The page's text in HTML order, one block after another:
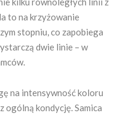
to na krzyżowanie
stopniu, co zapobiega
dwie linie – w
na intensywność koloru
ogólną kondycję. Samica